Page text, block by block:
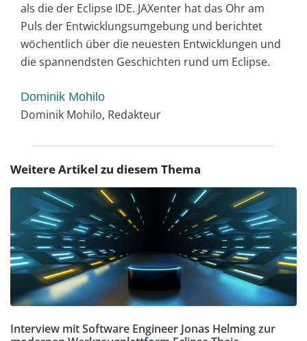
als die der Eclipse IDE. JAXenter hat das Ohr am
Puls der Entwicklungsumgebung und berichtet
wöchentlich über die neuesten Entwicklungen und
die spannendsten Geschichten rund um Eclipse.
Dominik Mohilo
Dominik Mohilo, Redakteur
Weitere Artikel zu diesem Thema
Interview mit Software Engineer Jonas Helming zur